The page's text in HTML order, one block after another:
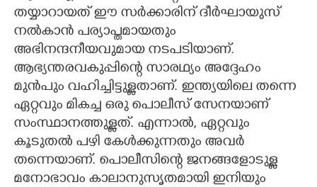
തയ്യാറായത് ഇ‌ൗ സർക്കാരിന് ദീർഘായുസ്
നൽകാൻ പര്യാപ്തമായതും
അഭിനന്ദനീയവുമായ നടപടിയാണ്.
ആഭ്യന്തരവകുപ്പിന്റെ സാരഥ്യം അദ്ദേഹം
മുൻപും വഹിച്ചിട്ടുള്ളതാണ്. ഇന്ത്യയിലെ തന്നെ
ഏറ്റവും മികച്ച ഒരു പൊലീസ് സേനയാണ്
സംസ്ഥാനത്തുള്ളത്. എന്നാൽ, ഏറ്റവും
കൂടുതൽ പഴി കേൾക്കുന്നതും അവർ
തന്നെയാണ്. പൊലീസിന്റെ ജനങ്ങളോടുള്ള
മനോഭാവം കാലാനുസൃതമായി ഇനിയും